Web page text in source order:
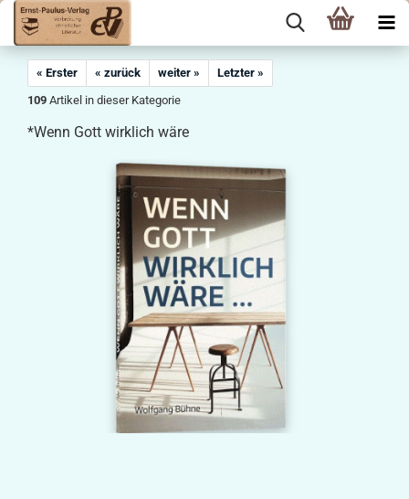
« Erster « zurück weiter »
Letzter »
109 Artikel in dieser Kategorie
*Wenn Gott wirklich wäre